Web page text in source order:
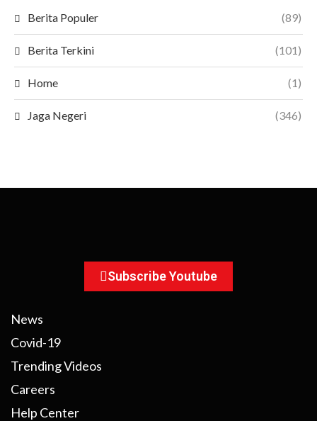
Berita Populer (89)
Berita Terkini (101)
Home (1)
Jaga Negeri (346)
Subscribe Youtube
News
Covid-19
Trending Videos
Careers
Help Center